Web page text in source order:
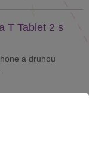
T Tablet 2 s
a druhou
mobil se